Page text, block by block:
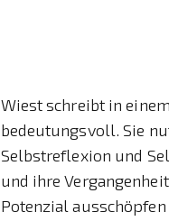
Wiest schreibt in
bedeutungsvoll. Sie
Selbstreflexion und
und ihre
Potenzial ausschöpfen